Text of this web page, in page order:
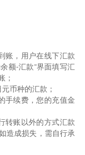
账，用户在线下汇款
额-汇款”界面填写汇
；
币种的汇款；
手续费，您的充值金
转账以外的方式汇款
造成损失，需自行承